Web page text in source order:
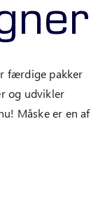
færdige pakker
og udvikler
Måske er en af